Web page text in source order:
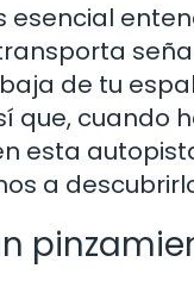
de tu
que, cuando
esta
a